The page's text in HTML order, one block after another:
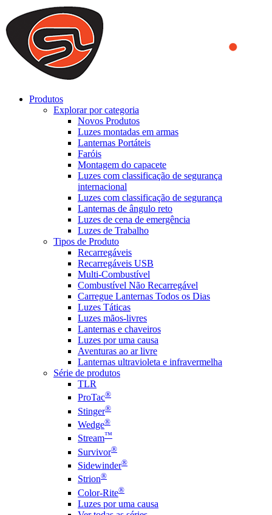
We use cookies to ensure that we provide you the best experience
on our website. By continuing to browse this website, you accept
that cookies are used to help us analyze how the website is used and
to offer you a better experience. To learn more or to find out how
you can disable cookies, you can access our
Produtos
Explorar por categoria
Novos Produtos
Luzes montadas em armas
Lanternas Portáteis
Faróis
Montagem do capacete
Luzes com classificação de segurança
internacional
Luzes com classificação de segurança
Lanternas de ângulo reto
Luzes de cena de emergência
Luzes de Trabalho
Tipos de Produto
Recarregáveis
Recarregáveis USB
Multi-Combustível
Combustível Não Recarregável
Carregue Lanternas Todos os Dias
Luzes Táticas
Luzes mãos-livres
Lanternas e chaveiros
Luzes por uma causa
Aventuras ao ar livre
Lanternas ultravioleta e infravermelha
Série de produtos
TLR
ProTac®
Stinger®
Wedge®
Stream™
Survivor®
Sidewinder®
Strion®
Color-Rite®
Luzes por uma causa